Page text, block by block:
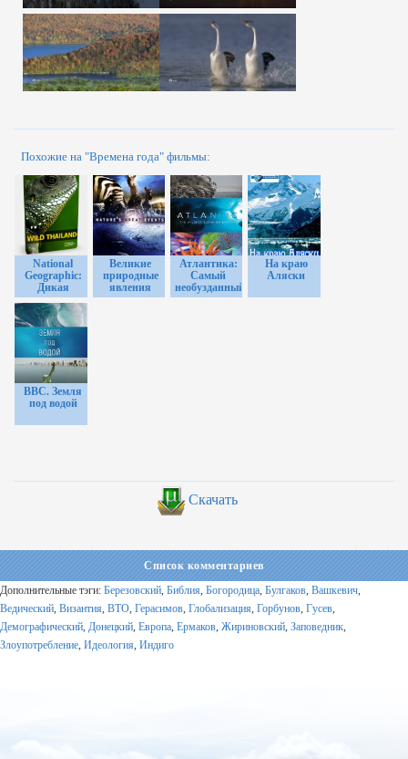
Похожие на "Времена года" фильмы:
National
Geographic:
Дикая
природа
Таиланда /
Wild
Thailand
Великие
природные
явления
Атлантика:
Самый
необузданный
океан на
На краю
Аляски
BBC. Земля
под водой
Скачать
Список комментариев
Дополнительные тэги: Березовский, Библия, Богородица, Булгаков, Вашкевич,
Ведический, Византия, ВТО, Герасимов, Глобализация, Горбунов, Гусев,
Демографический, Донецкий, Европа, Ермаков, Жириновский, Заповедник,
Злоупотребление, Идеология, Индиго